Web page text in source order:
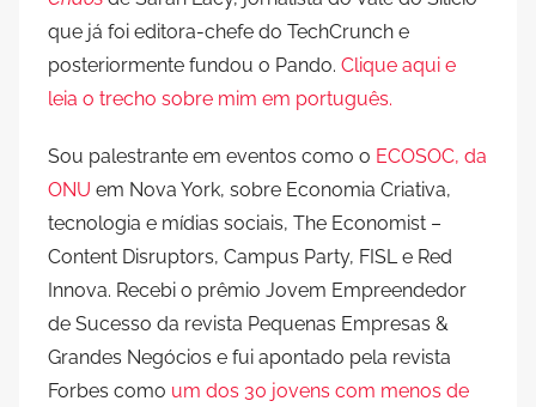
que já foi editora-chefe do TechCrunch e
posteriormente fundou o Pando. Clique aqui e
leia o trecho sobre mim em português.
Sou palestrante em eventos como o ECOSOC, da
ONU em Nova York, sobre Economia Criativa,
tecnologia e mídias sociais, The Economist –
Content Disruptors, Campus Party, FISL e Red
Innova. Recebi o prêmio Jovem Empreendedor
de Sucesso da revista Pequenas Empresas &
Grandes Negócios e fui apontado pela revista
Forbes como um dos 30 jovens com menos de